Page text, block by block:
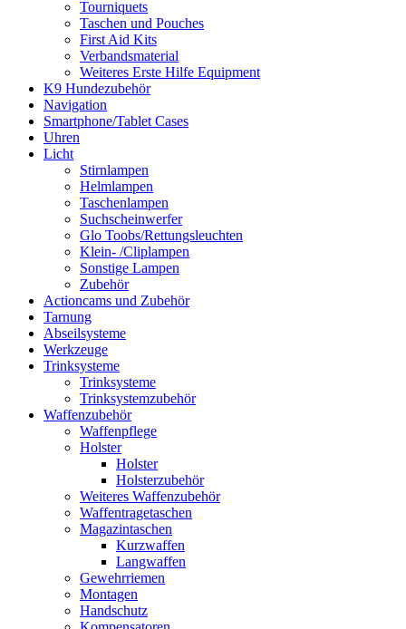
Tourniquets
Taschen und Pouches
First Aid Kits
Verbandsmaterial
Weiteres Erste Hilfe Equipment
K9 Hundezubehör
Navigation
Smartphone/Tablet Cases
Uhren
Licht
Stirnlampen
Helmlampen
Taschenlampen
Suchscheinwerfer
Glo Toobs/Rettungsleuchten
Klein- /Cliplampen
Sonstige Lampen
Zubehör
Actioncams und Zubehör
Tarnung
Abseilsysteme
Werkzeuge
Trinksysteme
Trinksysteme
Trinksystemzubehör
Waffenzubehör
Waffenpflege
Holster
Holster
Holsterzubehör
Weiteres Waffenzubehör
Waffentragetaschen
Magazintaschen
Kurzwaffen
Langwaffen
Gewehrriemen
Montagen
Handschutz